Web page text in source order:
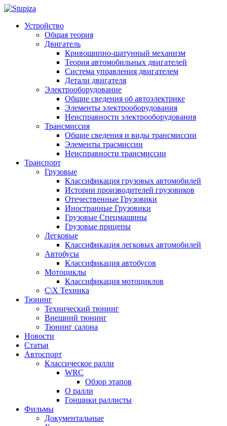
Устройство
Общая теория
Двигатель
Кривошипно-шатунный механизм
Теория автомобильных двигателей
Система управления двигателем
Детали двигателя
Электрооборудование
Общие сведения об автоэлектрике
Элементы электрооборудования
Неисправности электрооборудования
Трансмиссия
Общие сведения и виды трансмиссии
Элементы трасмиссии
Неисправности трансмиссии
Транспорт
Грузовые
Классификация грузовых автомобилей
Истории производителей грузовиков
Отечественные Грузовики
Иностранные Грузовики
Грузовые Спецмашины
Грузовые прицепы
Легковые
Классификация легковых автомобилей
Автобусы
Классификация автобусов
Мотоциклы
Классификация мотоциклов
С\Х Техника
Тюнинг
Технический тюнинг
Внешний тюнинг
Тюнинг салона
Новости
Статьи
Автоспорт
Классическое ралли
WRC
Обзор этапов
О ралли
Гонщики раллисты
Фильмы
Документальные